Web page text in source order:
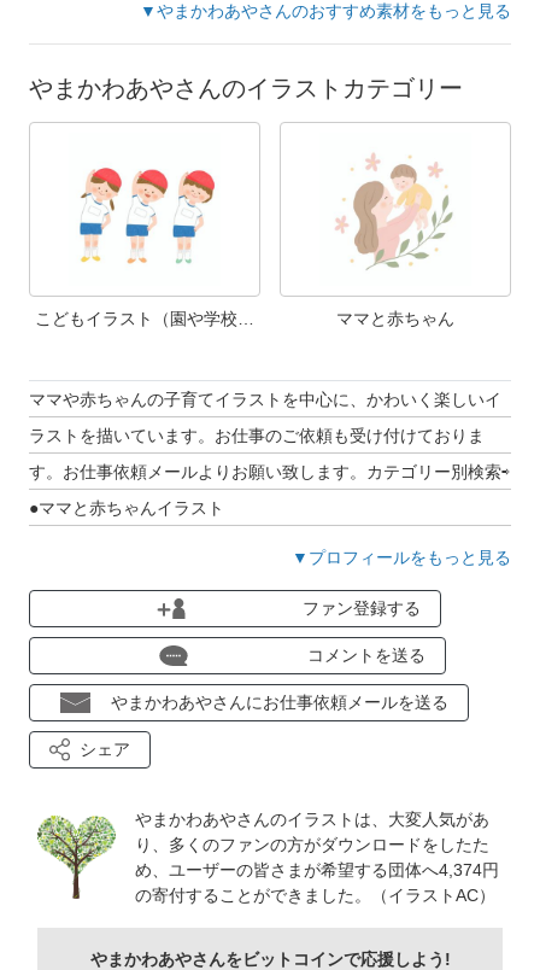
▼やまかわあやさんのおすすめ素材をもっと見る
やまかわあやさんのイラストカテゴリー
こどもイラスト（園や学校の
ママと赤ちゃん
ママや赤ちゃんの子育てイラストを中心に、かわいく楽しいイ
ラストを描いています。お仕事のご依頼も受け付けておりま
す。お仕事依頼メールよりお願い致します。カテゴリー別検索⇨
●ママと赤ちゃんイラスト
https://00m.in/SsyMP
▼プロフィールをもっと見る
ファン登録する
コメントを送る
やまかわあやさんにお仕事依頼メールを送る
シェア
やまかわあやさんのイラストは、大変人気があ
り、多くのファンの方がダウンロードをしたた
め、ユーザーの皆さまが希望する団体へ4,374円
の寄付することができました。（イラストAC）
やまかわあやさんをビットコインで応援しよう!